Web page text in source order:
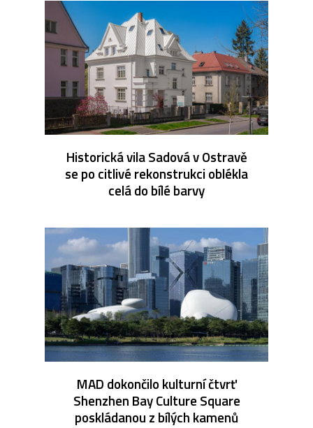
Historická vila Sadová v Ostravě
se po citlivé rekonstrukci oblékla
celá do bílé barvy
MAD dokončilo kulturní čtvrť
Shenzhen Bay Culture Square
poskládanou z bílých kamenů